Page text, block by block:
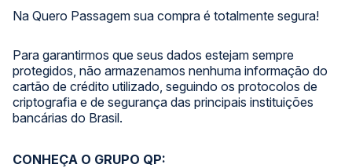
Na Quero Passagem sua compra é totalmente segura!
Para garantirmos que seus dados estejam sempre
protegidos, não armazenamos nenhuma informação do
cartão de crédito utilizado, seguindo os protocolos de
criptografia e de segurança das principais instituições
bancárias do Brasil.
CONHEÇA O GRUPO QP: